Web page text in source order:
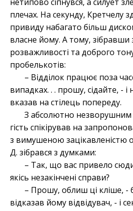
нетипово сіпнувся, а силует
плечах. На секунду, Кретчелу
привиду набагато більш
власне йому. А тому,
розважливості та доброго
пробелькотів:
– Відділок працює поза
випадках. . . прошу, сідайте, -
вказав на стілець попереду.
З абсолютно
гість спікірував на
з вимушеною зацікавленістю
Д. зібрався з думками:
– Так, що вас привело
якісь незакінчені справи?
– Прошу, облиш ці кліше, -
відказав йому відвідувач, - і